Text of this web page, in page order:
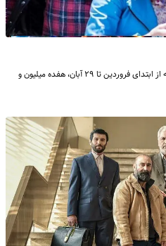
تعداد تماشاگران سینمای ایران در سال گذشته از ابتدای فروردین تا ۲۹ آبان، هفده میلیون و